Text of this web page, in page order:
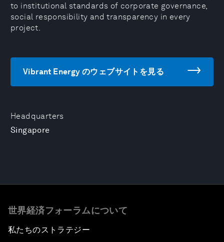
Headquarters
Singapore
to institutional standards of corporate governance,
social responsibility and transparency in every
project.
Vibrant Energy のウェブサイトを見る
世界経済フォーラムについて
私たちのストラテジー